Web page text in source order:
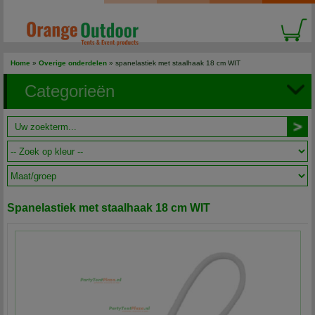
Home » Overige onderdelen » spanelastiek met staalhaak 18 cm WIT
Categorieën
Spanelastiek met staalhaak 18 cm WIT